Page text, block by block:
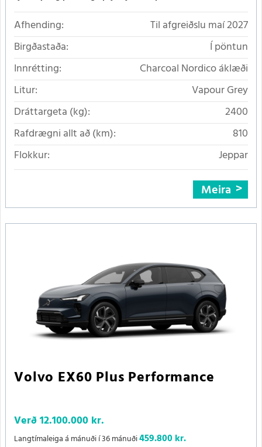
Afhending:
Til afgreiðslu maí 2027
Birgðastaða:
Í pöntun
Innrétting:
Charcoal Nordico áklæði
Litur:
Vapour Grey
Dráttargeta (kg):
2400
Rafdrægni allt að (km):
810
Flokkur:
Jeppar
Meira
Volvo EX60 Plus Performance
Verð12.100.000 kr.
Langtímaleiga á mánuði í 36 mánuði459.800 kr.